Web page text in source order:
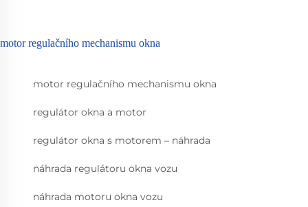
motor regulačního mechanismu okna
motor regulačního mechanismu okna
regulátor okna a motor
regulátor okna s motorem – náhrada
náhrada regulátoru okna vozu
náhrada motoru okna vozu